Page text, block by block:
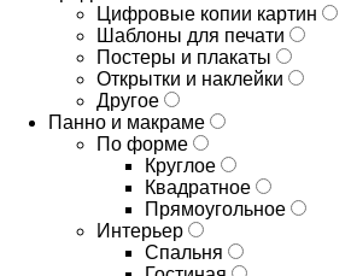
Цифровые копии картин
Шаблоны для печати
Постеры и плакаты
Открытки и наклейки
Другое
Панно и макраме
По форме
Круглое
Квадратное
Прямоугольное
Интерьер
Спальня